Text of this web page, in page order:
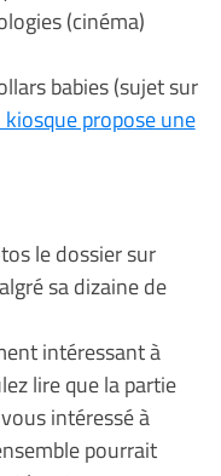
(cinéma)
babies (sujet sur
propose une
le dossier sur
sa dizaine de
intéressant à
lire que la partie
intéressé à
pourrait